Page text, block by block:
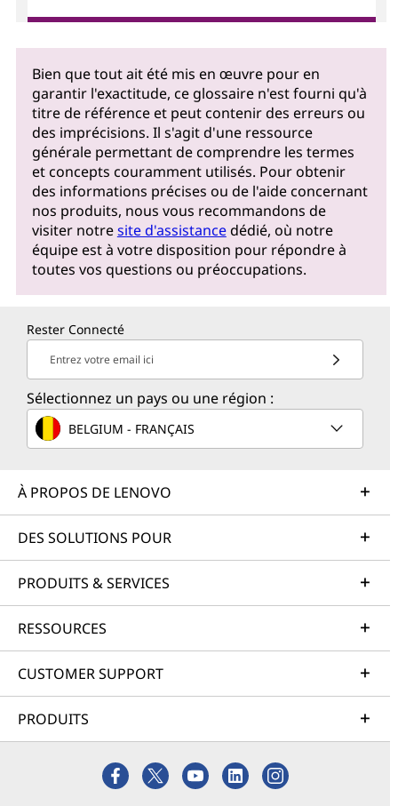
Bien que tout ait été mis en œuvre pour en
garantir l'exactitude, ce glossaire n'est fourni qu'à
titre de référence et peut contenir des erreurs ou
des imprécisions. Il s'agit d'une ressource
générale permettant de comprendre les termes
et concepts couramment utilisés. Pour obtenir
des informations précises ou de l'aide concernant
nos produits, nous vous recommandons de
visiter notresite d'assistancedédié, où notre
équipe est à votre disposition pour répondre à
toutes vos questions ou préoccupations.
Rester Connecté
Entrez votre email ici
Sélectionnez un pays ou une région :
BELGIUM - FRANÇAIS
À PROPOS DE LENOVO
DES SOLUTIONS POUR
PRODUITS & SERVICES
RESSOURCES
CUSTOMER SUPPORT
PRODUITS